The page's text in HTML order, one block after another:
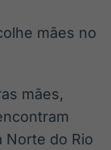
dados
Widgets
Componentes
funcionalidades
mães,
Norte do Rio